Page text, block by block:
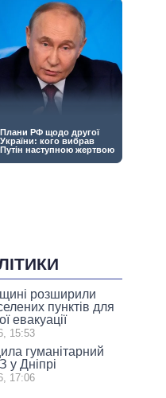
розширили
пунктів для
евакуації
15:53
гуманітарний
у Дніпрі
17:06